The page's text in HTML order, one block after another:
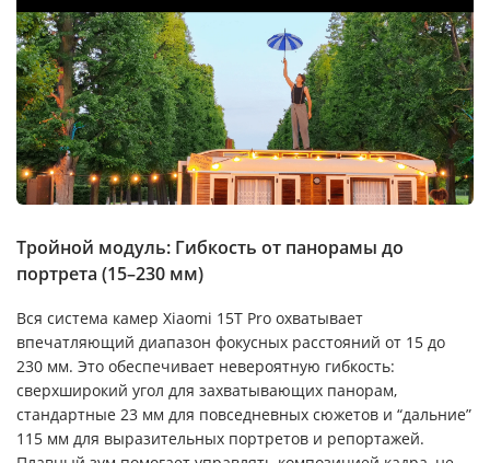
Тройной модуль: Гибкость от панорамы до
портрета (15–230 мм)
Вся система камер Xiaomi 15T Pro охватывает
впечатляющий диапазон фокусных расстояний от 15 до
230 мм. Это обеспечивает невероятную гибкость:
сверхширокий угол для захватывающих панорам,
стандартные 23 мм для повседневных сюжетов и “дальние”
115 мм для выразительных портретов и репортажей.